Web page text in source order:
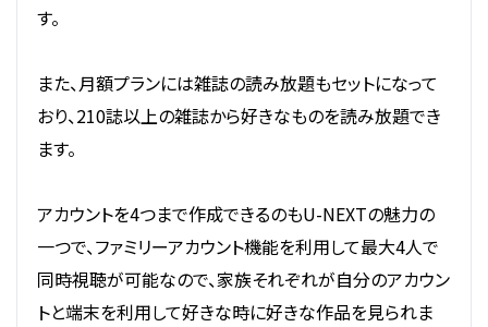
す。
また、月額プランには雑誌の読み放題もセットになって
おり、210誌以上の雑誌から好きなものを読み放題でき
ます。
アカウントを4つまで作成できるのもU-NEXTの魅力の
一つで、ファミリーアカウント機能を利用して最大4人で
同時視聴が可能なので、家族それぞれが自分のアカウン
トと端末を利用して好きな時に好きな作品を見られま